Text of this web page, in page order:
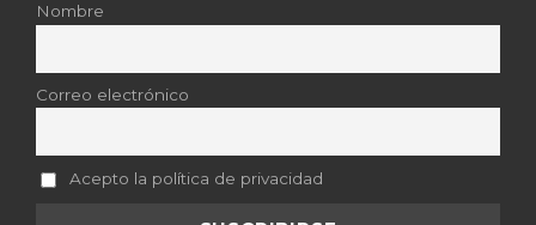
Nombre
Correo electrónico
Acepto la política de privacidad